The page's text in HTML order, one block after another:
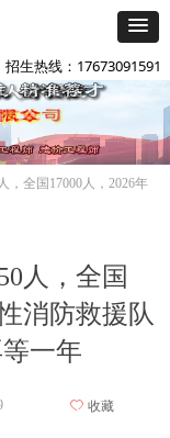
招生热线：17673091591
添加企微咨询
人，全国
消防救援队
一年
，全国17000人，2026年
ꄀ 收藏